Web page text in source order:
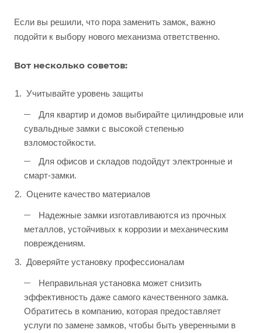
Если вы решили, что пора заменить замок, важно
подойти к выбору нового механизма ответственно.
Вот несколько советов:
Учитывайте уровень защиты
Для квартир и домов выбирайте цилиндровые или
сувальдные замки с высокой степенью
взломостойкости.
Для офисов и складов подойдут электронные и
смарт-замки.
Оцените качество материалов
Надежные замки изготавливаются из прочных
металлов, устойчивых к коррозии и механическим
повреждениям.
Доверяйте установку профессионалам
Неправильная установка может снизить
эффективность даже самого качественного замка.
Обратитесь в компанию, которая предоставляет
услуги по замене замков, чтобы быть уверенными в